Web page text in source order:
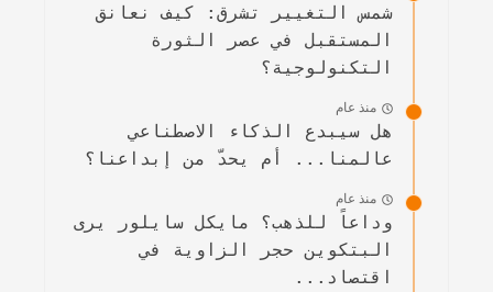
شمس التغيير تشرق: كيف نعانق
المستقبل في عصر الثورة
التكنولوجية؟
منذ عام
هل سيبدع الذكاء الاصطناعي
عالمنا... أم يحدّ من إبداعنا؟
منذ عام
وداعاً للذهب؟ مايكل سايلور يرى
البتكوين حجر الزاوية في
اقتصاد...